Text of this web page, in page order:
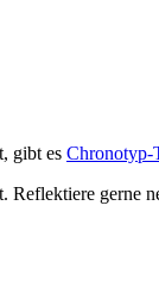
gibt es Chronotyp-
gerne